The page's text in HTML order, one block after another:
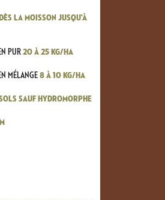
LA MOISSON JUSQU'À
PUR20 À 25 KG/HA
MÉLANGE8 À 10 KG/HA
SAUF HYDROMORPHE